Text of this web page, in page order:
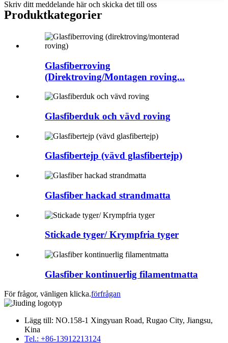
Skriv ditt meddelande här och skicka det till oss
Produktkategorier
Glasfiberroving
(Direktroving/Montagen roving...
Glasfiberduk och vävd roving
Glasfibertejp (vävd glasfibertejp)
Glasfiber hackad strandmatta
Stickade tyger/ Krympfria tyger
Glasfiber kontinuerlig filamentmatta
För frågor, vänligen klicka.förfrågan
Lägg till: NO.158-1 Xingyuan Road, Rugao City, Jiangsu,
Kina
Tel.: +86-13912213124